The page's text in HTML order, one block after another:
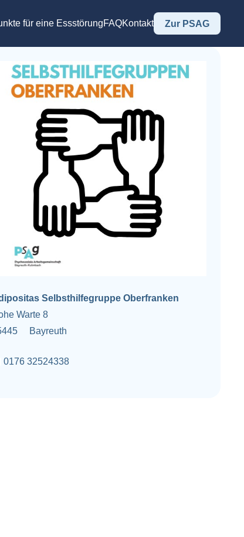
für eine EssstörungFAQKontakt Zur PSAG
Selbsthilfegruppe Oberfranken
Warte 8
Bayreuth
0176 32524338